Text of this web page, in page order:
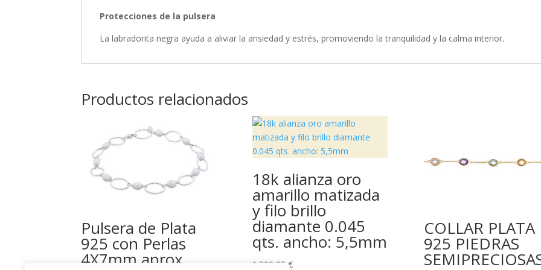
Protecciones de la pulsera
La labradorita negra ayuda a aliviar la ansiedad y estrés, promoviendo la tranquilidad y la calma interior.
Productos relacionados
Pulsera de Plata
925 con Perlas
4X7mm aprox.
18k alianza oro
amarillo matizada
y filo brillo
diamante 0.045
qts. ancho: 5,5mm
1.900,00 €
COLLAR PLATA
925 PIEDRAS